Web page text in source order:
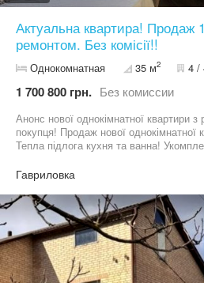
Актуальна квартира! Продаж
ремонтом. Без комісії!!
Однокомнатная 35 м2 4 /
1 700 800 грн. Без комиссии
Анонс нової однокімнатної квартири
покупця! Продаж нової однокімнатної
Тепла підлога кухня та ванна!
оформлення 2% Розвинена
продуктові магазини, супермаркет,
5-10 хв на авто. Швидкий виїзд на
записуйтесь на перегляд! Виникли
Гавриловка